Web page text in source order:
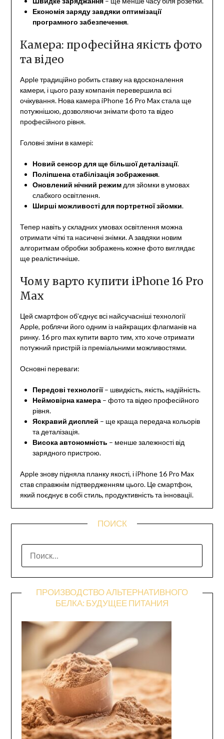
Економія заряду завдяки оптимізації
програмного забезпечення.
Камера: професійна якість фото
та відео
Apple традиційно робить ставку на вдосконалення
камери, і цього разу компанія перевершила всі
очікування. Нова камера iPhone 16 Pro Max стала ще
потужнішою, дозволяючи знімати фото та відео
професійного рівня.
Головні зміни в камері:
Новий сенсор для ще більшої деталізації.
Поліпшена стабілізація зображення.
Оновлений нічний режимдля зйомки в умовах
слабкого освітлення.
Ширші можливості для портретної зйомки.
Тепер навіть у складних умовах освітлення можна
отримати чіткі та насичені знімки. А завдяки новим
алгоритмам обробки зображень кожне фото виглядає
ще реалістичніше.
Чому варто купити iPhone 16 Pro
Max
Цей смартфон об’єднує всі найсучасніші технології
Apple, роблячи його одним із найкращих флагманів на
ринку. 16 pro max купити варто тим, хто хоче отримати
потужний пристрій із преміальними можливостями.
Основні переваги:
Передові технології– швидкість, якість, надійність.
Неймовірна камера– фото та відео професійного
рівня.
Яскравий дисплей – ще краща передача кольорів
та деталізація.
Висока автономність – менше залежності від
зарядного пристрою.
Apple знову підняла планку якості, і iPhone 16 Pro Max
став справжнім підтвердженням цього. Це смартфон,
який поєднує в собі стиль, продуктивність та інновації.
ПОИСК
ПРОИЗВОДСТВО АЛЬТЕРНАТИВНОГО
БЕЛКА: БУДУЩЕЕ ПИТАНИЯ